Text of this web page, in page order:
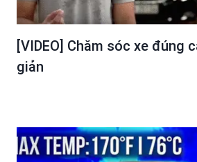
[VIDEO] Chăm sóc xe đúng
giản